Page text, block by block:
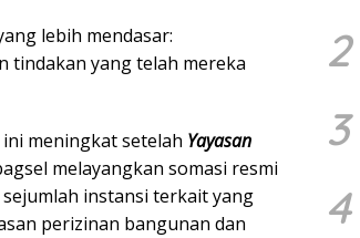
lebih mendasar:
tindakan yang telah mereka
meningkat setelah Yayasan
melayangkan somasi resmi
instansi terkait yang
perizinan bangunan dan
2
3
4